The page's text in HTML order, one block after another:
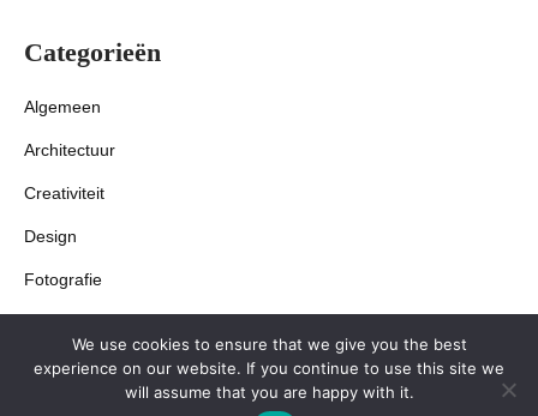
Categorieën
Algemeen
Architectuur
Creativiteit
Design
Fotografie
We use cookies to ensure that we give you the best
experience on our website. If you continue to use this site we
will assume that you are happy with it.